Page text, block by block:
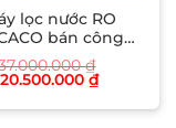
lọc nước RO
bán công
TCRO30NL
₫
Giá
20.500.000 ₫Giá
hiện
tại